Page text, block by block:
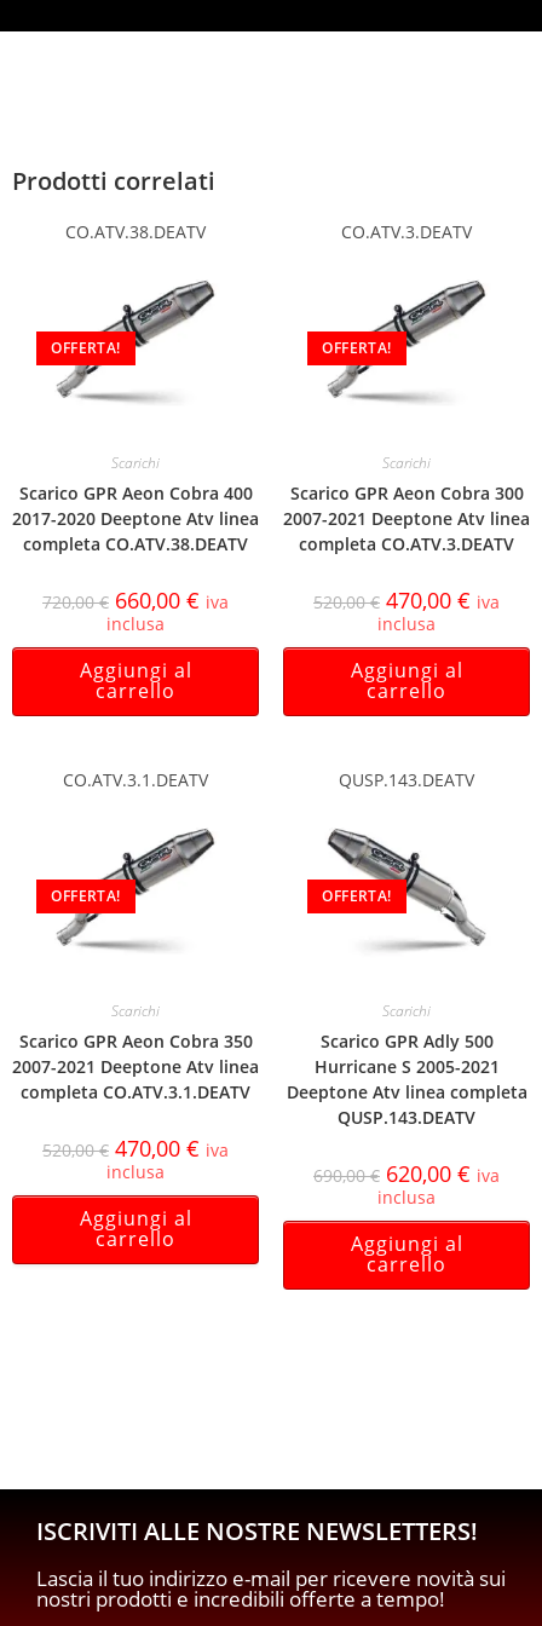
Prodotti correlati
CO.ATV.38.DEATV
OFFERTA!
Scarichi
Scarico GPR Aeon Cobra 400
2017-2020 Deeptone Atv linea
completa CO.ATV.38.DEATV
720,00€ 660,00 € iva
inclusa
Aggiungi al
carrello
CO.ATV.3.DEATV
OFFERTA!
Scarichi
Scarico GPR Aeon Cobra 300
2007-2021 Deeptone Atv linea
completa CO.ATV.3.DEATV
520,00€ 470,00 € iva
inclusa
Aggiungi al
carrello
CO.ATV.3.1.DEATV
OFFERTA!
Scarichi
Scarico GPR Aeon Cobra 350
2007-2021 Deeptone Atv linea
completa CO.ATV.3.1.DEATV
520,00€ 470,00 € iva
inclusa
Aggiungi al
carrello
QUSP.143.DEATV
OFFERTA!
Scarichi
Scarico GPR Adly 500
Hurricane S 2005-2021
Deeptone Atv linea completa
QUSP.143.DEATV
690,00€ 620,00 € iva
inclusa
Aggiungi al
carrello
ISCRIVITI ALLE NOSTRE NEWSLETTERS!
Lascia il tuo indirizzo e-mail per ricevere novità sui
nostri prodotti e incredibili offerte a tempo!